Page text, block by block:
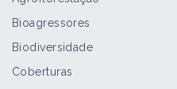
Bioagressores
Biodiversidade
Coberturas